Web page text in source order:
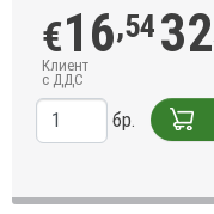
€16,54 32
Клиент
с ДДС
бр.